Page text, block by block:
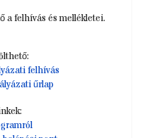
a felhívás és mellékletei.
felhívás
űrlap